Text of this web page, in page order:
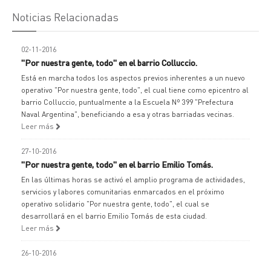
Noticias Relacionadas
02-11-2016
"Por nuestra gente, todo" en el barrio Colluccio.
Está en marcha todos los aspectos previos inherentes a un nuevo
operativo "Por nuestra gente, todo", el cual tiene como epicentro al
barrio Colluccio, puntualmente a la Escuela Nº 399 "Prefectura
Naval Argentina", beneficiando a esa y otras barriadas vecinas.
Leer más
27-10-2016
"Por nuestra gente, todo" en el barrio Emilio Tomás.
En las últimas horas se activó el amplio programa de actividades,
servicios y labores comunitarias enmarcados en el próximo
operativo solidario "Por nuestra gente, todo", el cual se
desarrollará en el barrio Emilio Tomás de esta ciudad.
Leer más
26-10-2016